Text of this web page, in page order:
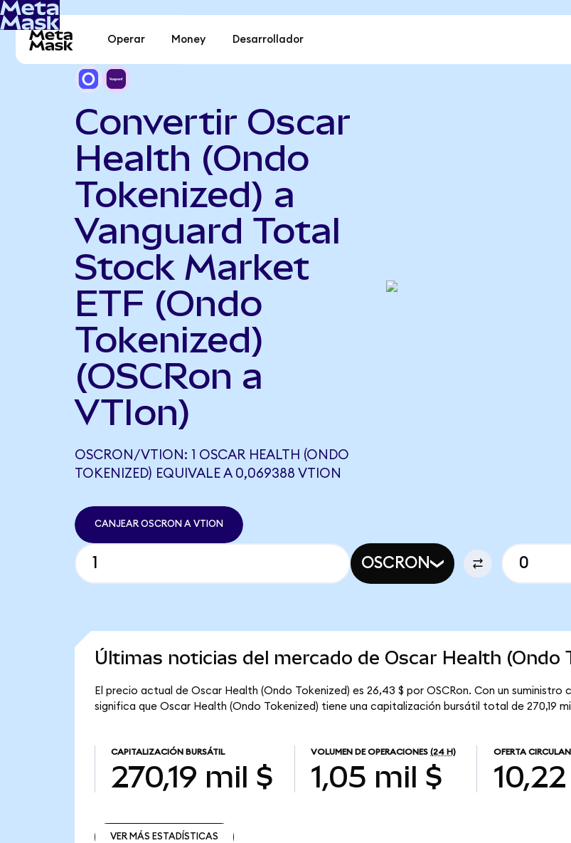
Operar Money Desarrollador
Convertir Oscar
Health (Ondo
Tokenized) a
Vanguard Total
Stock Market
ETF (Ondo
Tokenized)
(OSCRon a
VTIon)
OSCRON/VTION: 1 OSCAR HEALTH (ONDO
TOKENIZED) EQUIVALE A 0,069388 VTION
CANJEAR OSCRON A VTION
OSCRON
Últimas noticias del mercado de Oscar Health (Ondo
El precio actual de Oscar Health (Ondo Tokenized) es 26,43 $ por OSCRon. Con un suministro
significa que Oscar Health (Ondo Tokenized) tiene una capitalización bursátil total de 270,19
CAPITALIZACIÓN BURSÁTIL
270,19 mil $
VOLUMEN DE OPERACIONES (24 H)
1,05 mil $
OFERTA
VER MÁS ESTADÍSTICAS